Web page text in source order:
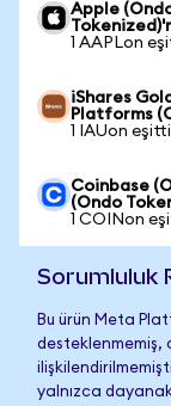
Apple
1 AAPLon
iShares
Platforms
1 IAUon
Coinbase
(Ondo
1 COINon
Sorumluluk
Bu ürün Meta
desteklenmemiş,
yalnızca